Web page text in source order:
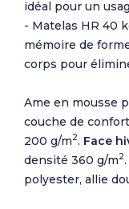
idéal pour un
- Matelas HR 40
mémoire de
corps pour
Ame en mousse
couche de
200 g/m2. Face
densité 360 g/m2.
polyester, allie